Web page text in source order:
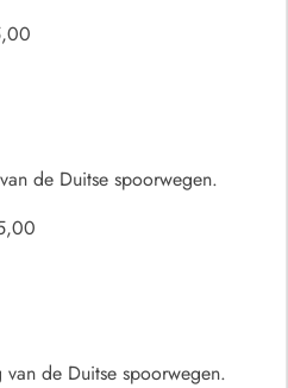
de Duitse spoorwegen.
de Duitse spoorwegen.